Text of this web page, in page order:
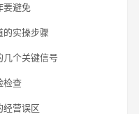
要避免
的实操步骤
几个关键信号
检查
经营误区